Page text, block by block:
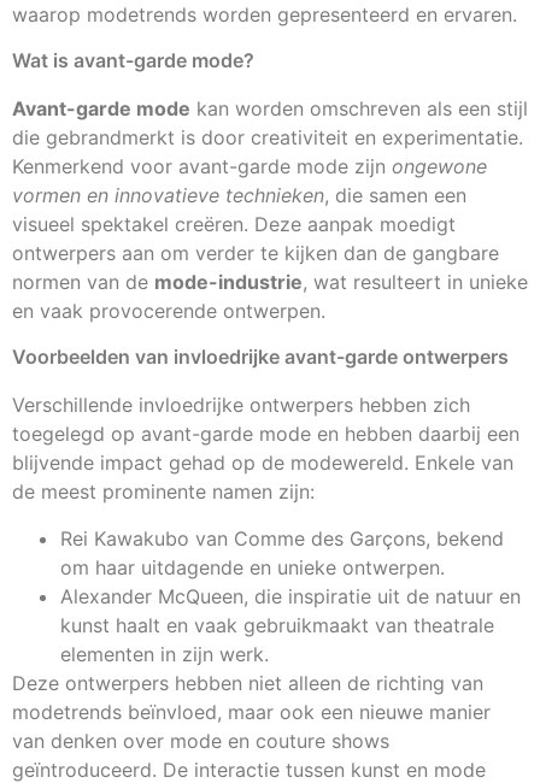
waarop modetrends worden gepresenteerd en ervaren.
Wat is avant-garde mode?
Avant-garde mode kan worden omschreven als een stijl
die gebrandmerkt is door creativiteit en experimentatie.
Kenmerkend voor avant-garde mode zijn ongewone
vormen en innovatieve technieken, die samen een
visueel spektakel creëren. Deze aanpak moedigt
ontwerpers aan om verder te kijken dan de gangbare
normen van de mode-industrie, wat resulteert in unieke
en vaak provocerende ontwerpen.
Voorbeelden van invloedrijke avant-garde ontwerpers
Verschillende invloedrijke ontwerpers hebben zich
toegelegd op avant-garde mode en hebben daarbij een
blijvende impact gehad op de modewereld. Enkele van
de meest prominente namen zijn:
Rei Kawakubo van Comme des Garçons, bekend
om haar uitdagende en unieke ontwerpen.
Alexander McQueen, die inspiratie uit de natuur en
kunst haalt en vaak gebruikmaakt van theatrale
elementen in zijn werk.
Deze ontwerpers hebben niet alleen de richting van
modetrends beïnvloed, maar ook een nieuwe manier
van denken over mode en couture shows
geïntroduceerd. De interactie tussen kunst en mode